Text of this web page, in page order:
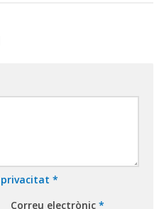
*
Correu electrònic *